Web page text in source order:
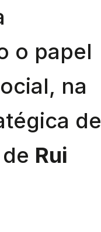
o papel
na
de
Rui